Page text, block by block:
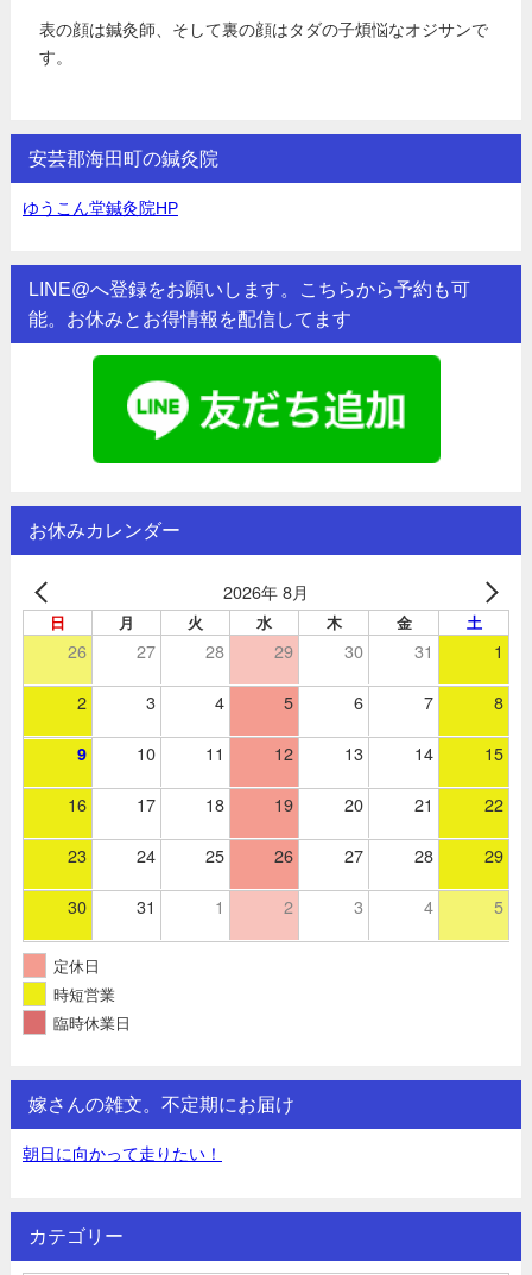
表の顔は鍼灸師、そして裏の顔はタダの子煩悩なオジサンで
す。
安芸郡海田町の鍼灸院
ゆうこん堂鍼灸院HP
LINE@へ登録をお願いします。こちらから予約も可
能。お休みとお得情報を配信してます
お休みカレンダー
2026年 8月
日 月 火 水 木 金 土
26 27 28 29 30 31 1
2 3 4 5 6 7 8
9 10 11 12 13 14 15
16 17 18 19 20 21 22
23 24 25 26 27 28 29
30 31 1 2 3 4 5
定休日
時短営業
臨時休業日
嫁さんの雑文。不定期にお届け
朝日に向かって走りたい！
カテゴリー